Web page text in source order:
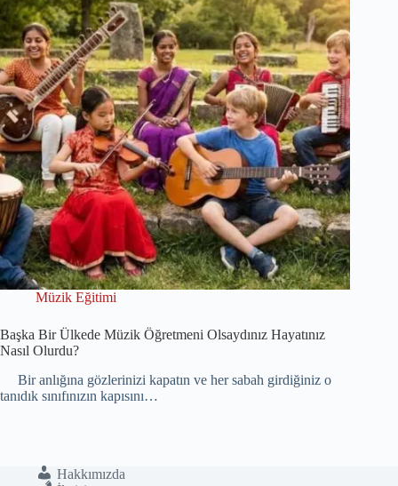
Müzik Eğitimi
Başka Bir Ülkede Müzik Öğretmeni Olsaydınız Hayatınız
Nasıl Olurdu?
Bir anlığına gözlerinizi kapatın ve her sabah girdiğiniz o
tanıdık sınıfınızın kapısını…
Hakkımızda